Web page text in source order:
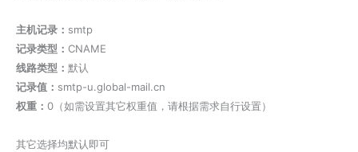
主机记录： smtp
记录类型： CNAME
线路类型： 默认
记录值： smtp-u.global-mail.cn
权重： 0（如需设置其它权重值，请根据需求自行设置）
其它选择均默认即可